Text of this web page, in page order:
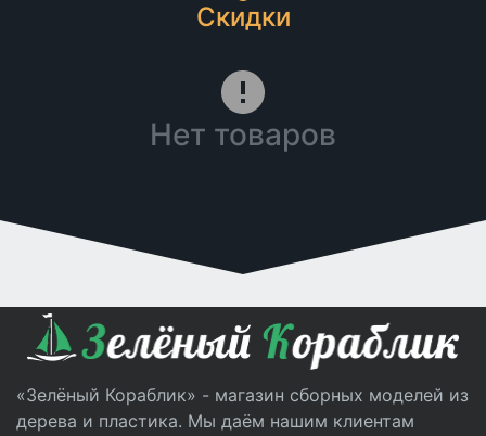
Скидки
Нет товаров
«Зелёный Кораблик» - магазин сборных моделей из
дерева и пластика. Мы даём нашим клиентам